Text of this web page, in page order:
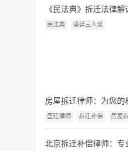
《民法典》拆迁法律
民法典 盛廷三人谈
房屋拆迁律师：为您的
盛廷律师 拆迁补偿 房屋
北京拆迁补偿律师：